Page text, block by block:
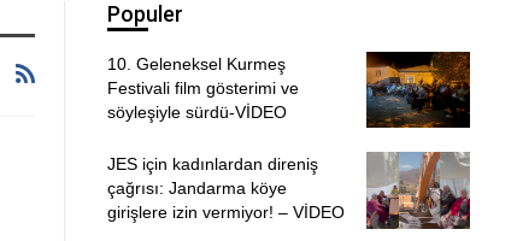
Populer
10. Geleneksel Kurmeş
Festivali film gösterimi ve
söyleşiyle sürdü-VİDEO
JES için kadınlardan direniş
çağrısı: Jandarma köye
girişlere izin vermiyor! – VİDEO